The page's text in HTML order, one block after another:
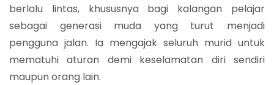
berlalu lintas, khususnya bagi kalangan pelajar
sebagai generasi muda yang turut menjadi
pengguna jalan. Ia mengajak seluruh murid untuk
mematuhi aturan demi keselamatan diri sendiri
maupun orang lain.